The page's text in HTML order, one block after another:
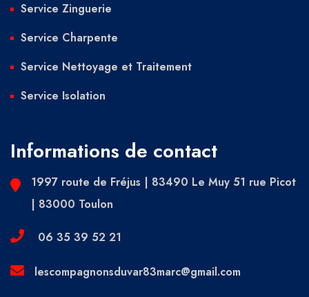
Service Zinguerie
Service Charpente
Service Nettoyage et Traitement
Service Isolation
Informations de contact
1997 route de Fréjus | 83490 Le Muy 51 rue Picot
| 83000 Toulon
06 35 39 52 21
lescompagnonsduvar83marc@gmail.com